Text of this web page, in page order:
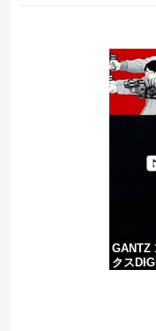
海外「同じ髪の長さでも女子はボーイ
松のや「ママ応援企画」がなぜ許され
【移民政策反対】イ
GANTZ
クス